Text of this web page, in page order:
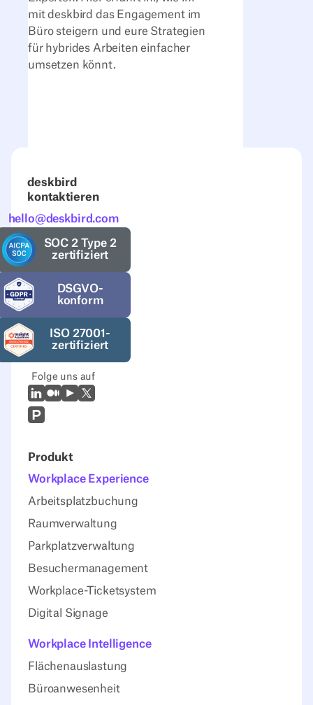
mit deskbird das Engagement im
Büro steigern und eure Strategien
für hybrides Arbeiten einfacher
umsetzen könnt.
deskbird
kontaktieren
hello@deskbird.com
SOC 2 Type 2
zertifiziert
DSGVO-
konform
ISO 27001-
zertifiziert
Folge uns auf
LinkedIn
MittelYoutubeX (Twitter)
Prodcut Hunt
Produkt
Workplace Experience
Arbeitsplatzbuchung
Raumverwaltung
Parkplatzverwaltung
Besuchermanagement
Workplace-Ticketsystem
Digital Signage
Workplace Intelligence
Flächenauslastung
Büroanwesenheit